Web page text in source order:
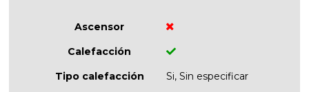
Ascensor
Calefacción
Tipo calefacción
Si, Sin especificar